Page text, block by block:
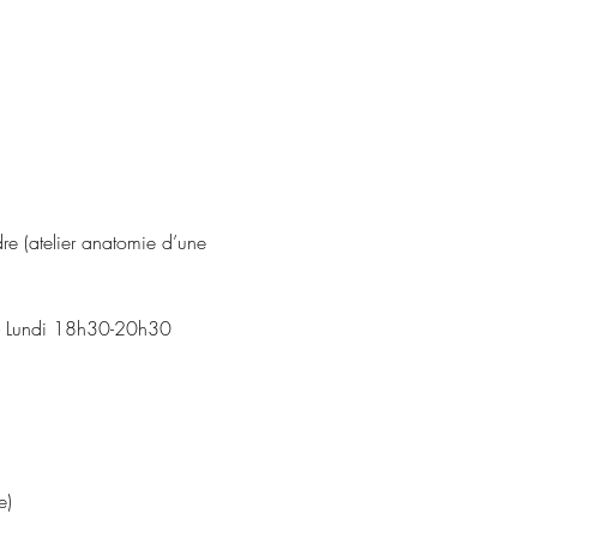
(atelier anatomie d’une
Lundi 18h30-20h30